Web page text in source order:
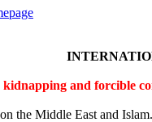
and forcible
the Middle East and Islam.